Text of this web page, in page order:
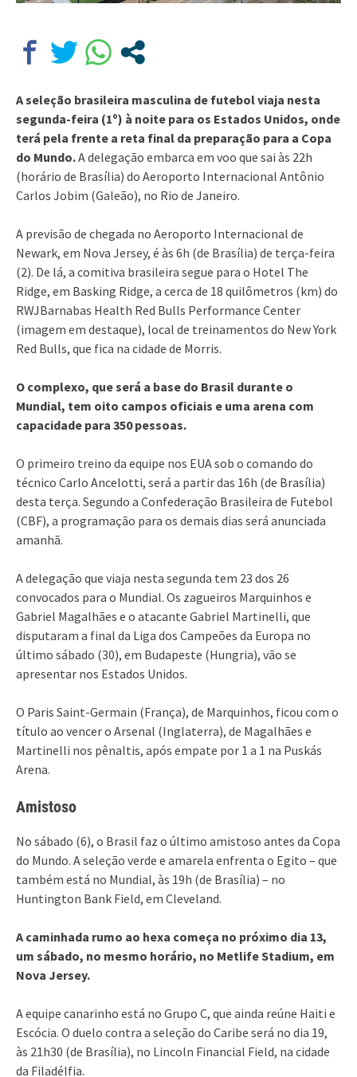
A seleção brasileira masculina de futebol viaja nesta
segunda-feira (1º) à noite para os Estados Unidos, onde
terá pela frente a reta final da preparação para a Copa
do Mundo.A delegação embarca em voo que sai às 22h
(horário de Brasília) do Aeroporto Internacional Antônio
Carlos Jobim (Galeão), no Rio de Janeiro.
A previsão de chegada no Aeroporto Internacional de
Newark, em Nova Jersey, é às 6h (de Brasília) de terça-feira
(2). De lá, a comitiva brasileira segue para o Hotel The
Ridge, em Basking Ridge, a cerca de 18 quilômetros (km) do
RWJBarnabas Health Red Bulls Performance Center
(imagem em destaque), local de treinamentos do New York
Red Bulls, que fica na cidade de Morris.
O complexo, que será a base do Brasil durante o
Mundial, tem oito campos oficiais e uma arena com
capacidade para 350 pessoas.
O primeiro treino da equipe nos EUA sob o comando do
técnico Carlo Ancelotti, será a partir das 16h (de Brasília)
desta terça. Segundo a Confederação Brasileira de Futebol
(CBF), a programação para os demais dias será anunciada
amanhã.
A delegação que viaja nesta segunda tem 23 dos 26
convocados para o Mundial. Os zagueiros Marquinhos e
Gabriel Magalhães e o atacante Gabriel Martinelli, que
disputaram a final da Liga dos Campeões da Europa no
último sábado (30), em Budapeste (Hungria), vão se
apresentar nos Estados Unidos.
O Paris Saint-Germain (França), de Marquinhos, ficou com o
título ao vencer o Arsenal (Inglaterra), de Magalhães e
Martinelli nos pênaltis, após empate por 1 a 1 na Puskás
Arena.
Amistoso
No sábado (6), o Brasil faz o último amistoso antes da Copa
do Mundo. A seleção verde e amarela enfrenta o Egito – que
também está no Mundial, às 19h (de Brasília) – no
Huntington Bank Field, em Cleveland.
A caminhada rumo ao hexa começa no próximo dia 13,
um sábado, no mesmo horário, no Metlife Stadium, em
Nova Jersey.
A equipe canarinho está no Grupo C, que ainda reúne Haiti e
Escócia. O duelo contra a seleção do Caribe será no dia 19,
às 21h30 (de Brasília), no Lincoln Financial Field, na cidade
da Filadélfia.